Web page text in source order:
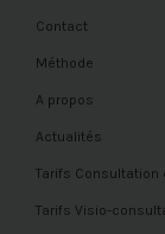
Contact
Méthode
A propos
Actualités
Tarifs Consultation
Tarifs Visio-